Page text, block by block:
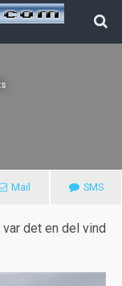
Mail SMS
det en del vind